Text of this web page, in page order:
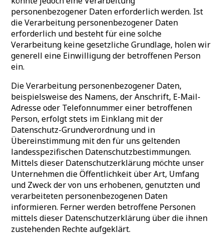
personenbezogener Daten erforderlich werden. Ist
die Verarbeitung personenbezogener Daten
erforderlich und besteht für eine solche
Verarbeitung keine gesetzliche Grundlage, holen wir
generell eine Einwilligung der betroffenen Person
ein.
Die Verarbeitung personenbezogener Daten,
beispielsweise des Namens, der Anschrift, E-Mail-
Adresse oder Telefonnummer einer betroffenen
Person, erfolgt stets im Einklang mit der
Datenschutz-Grundverordnung und in
Übereinstimmung mit den für uns geltenden
landesspezifischen Datenschutzbestimmungen.
Mittels dieser Datenschutzerklärung möchte unser
Unternehmen die Öffentlichkeit über Art, Umfang
und Zweck der von uns erhobenen, genutzten und
verarbeiteten personenbezogenen Daten
informieren. Ferner werden betroffene Personen
mittels dieser Datenschutzerklärung über die ihnen
zustehenden Rechte aufgeklärt.